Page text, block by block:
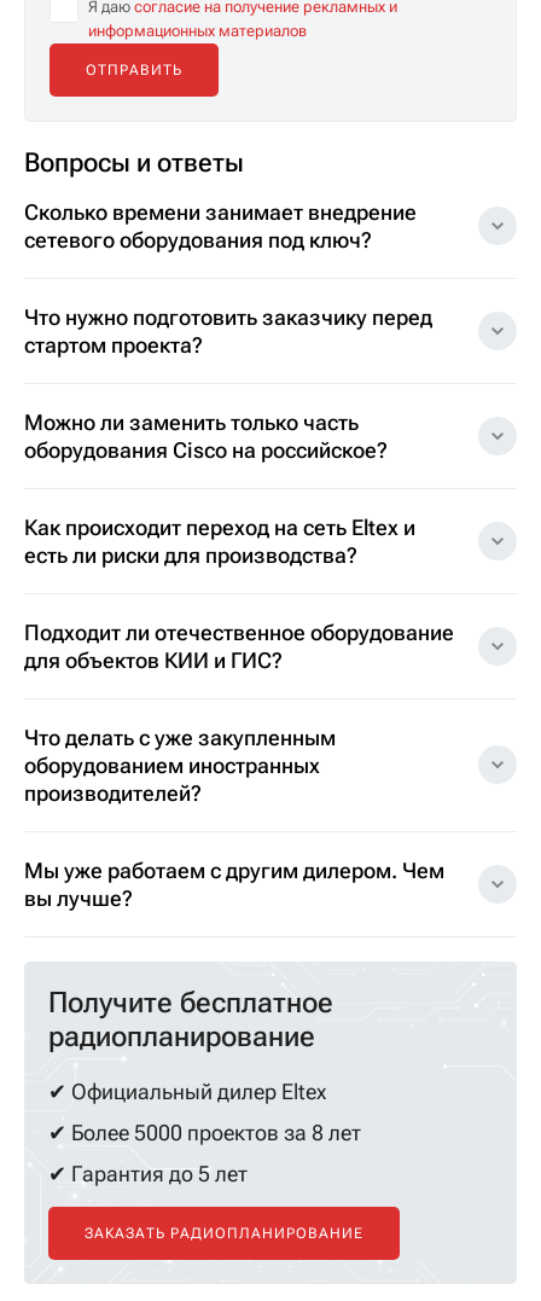
Я даю согласие на получение рекламных и
информационных материалов
Вопросы и ответы
Сколько времени занимает внедрение
сетевого оборудования под ключ?
Что нужно подготовить заказчику перед
стартом проекта?
Можно ли заменить только часть
оборудования Cisco на российское?
Как происходит переход на сеть Eltex и
есть ли риски для производства?
Подходит ли отечественное оборудование
для объектов КИИ и ГИС?
Что делать с уже закупленным
оборудованием иностранных
производителей?
Мы уже работаем с другим дилером. Чем
вы лучше?
Получите бесплатное
радиопланирование
✔ Официальный дилер Eltex
✔ Более 5000 проектов за 8 лет
✔ Гарантия до 5 лет
ЗАКАЗАТЬ РАДИОПЛАНИРОВАНИЕ